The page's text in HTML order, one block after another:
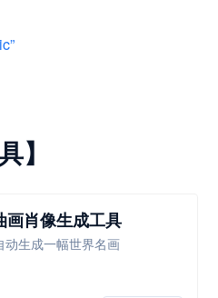
】
肖像生成工具
动生成一幅世界名画